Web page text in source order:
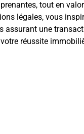
tout en
légales, vous
assurant une
réussite